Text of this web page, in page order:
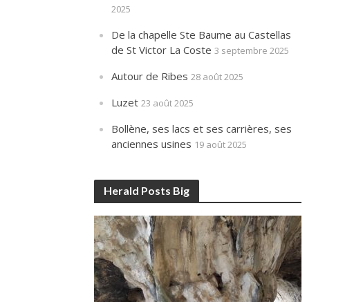
2025
De la chapelle Ste Baume au Castellas
de St Victor La Coste 3 septembre 2025
Autour de Ribes 28 août 2025
Luzet 23 août 2025
Bollène, ses lacs et ses carrières, ses
anciennes usines 19 août 2025
Herald Posts Big